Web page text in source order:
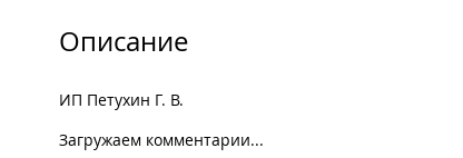
Описание
ИП Петухин Г. В.
Загружаем комментарии...